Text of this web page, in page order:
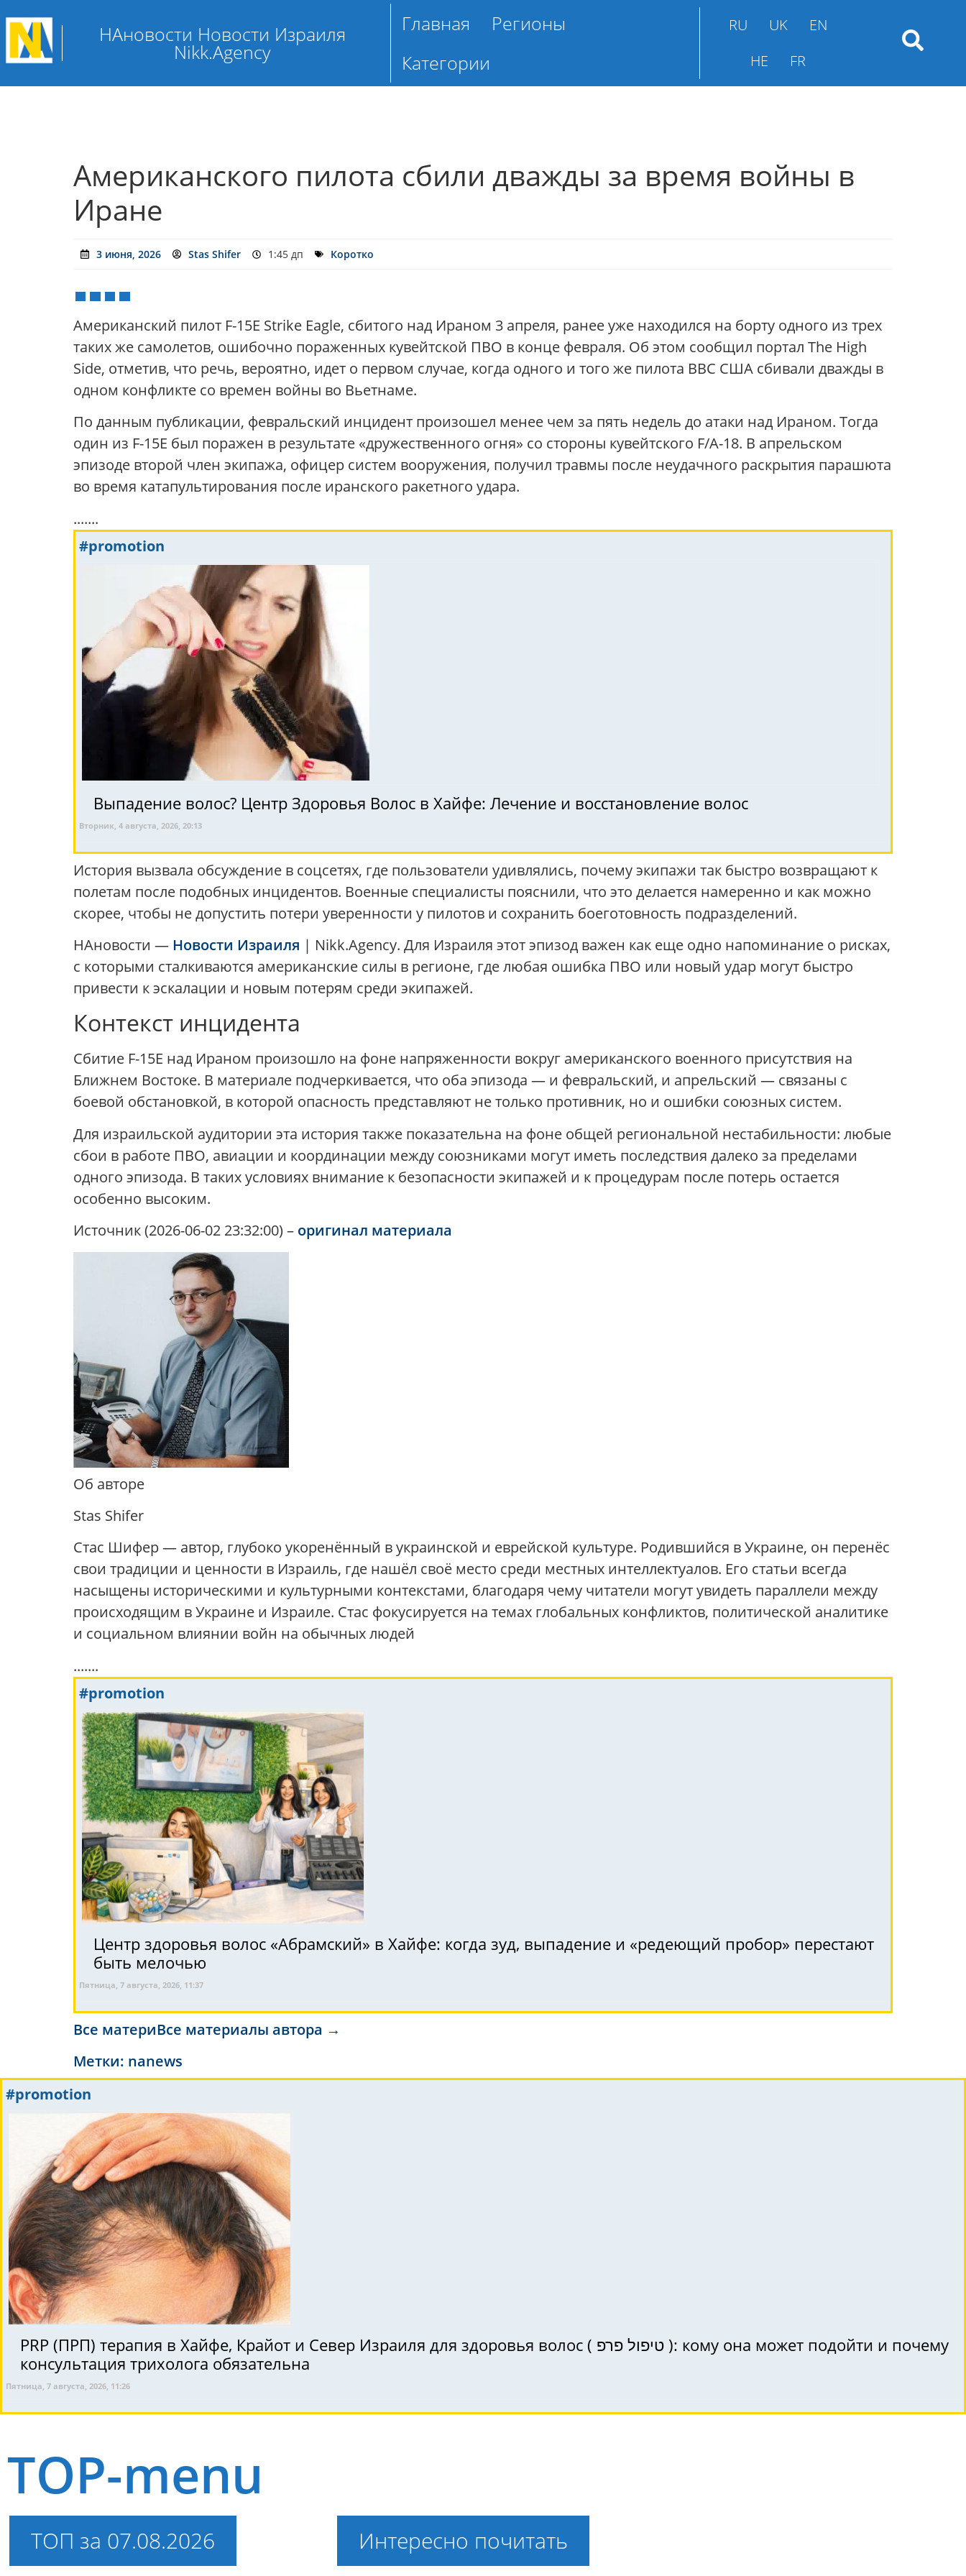
НАновости Новости Израиля
Nikk.Agency
Главная
Регионы
Категории
RU UK
EN
HE
FR
Американского пилота сбили дважды за время войны в
Иране
3 июня, 2026 Stas Shifer 1:45 дп Коротко
Американский пилот F-15E Strike Eagle, сбитого над Ираном 3 апреля, ранее уже находился на борту одного из трех
таких же самолетов, ошибочно пораженных кувейтской ПВО в конце февраля. Об этом сообщил портал The High
Side, отметив, что речь, вероятно, идет о первом случае, когда одного и того же пилота ВВС США сбивали дважды в
одном конфликте со времен войны во Вьетнаме.
По данным публикации, февральский инцидент произошел менее чем за пять недель до атаки над Ираном. Тогда
один из F-15E был поражен в результате «дружественного огня» со стороны кувейтского F/A-18. В апрельском
эпизоде второй член экипажа, офицер систем вооружения, получил травмы после неудачного раскрытия парашюта
во время катапультирования после иранского ракетного удара.
.......
#promotion
Выпадение волос? Центр Здоровья Волос в Хайфе: Лечение и восстановление волос
Вторник, 4 августа, 2026, 20:13
История вызвала обсуждение в соцсетях, где пользователи удивлялись, почему экипажи так быстро возвращают к
полетам после подобных инцидентов. Военные специалисты пояснили, что это делается намеренно и как можно
скорее, чтобы не допустить потери уверенности у пилотов и сохранить боеготовность подразделений.
НАновости — Новости Израиля | Nikk.Agency. Для Израиля этот эпизод важен как еще одно напоминание о рисках,
с которыми сталкиваются американские силы в регионе, где любая ошибка ПВО или новый удар могут быстро
привести к эскалации и новым потерям среди экипажей.
Контекст инцидента
Сбитие F-15E над Ираном произошло на фоне напряженности вокруг американского военного присутствия на
Ближнем Востоке. В материале подчеркивается, что оба эпизода — и февральский, и апрельский — связаны с
боевой обстановкой, в которой опасность представляют не только противник, но и ошибки союзных систем.
Для израильской аудитории эта история также показательна на фоне общей региональной нестабильности: любые
сбои в работе ПВО, авиации и координации между союзниками могут иметь последствия далеко за пределами
одного эпизода. В таких условиях внимание к безопасности экипажей и к процедурам после потерь остается
особенно высоким.
Источник (2026-06-02 23:32:00) – оригинал материала
Об авторе
Stas Shifer
Стас Шифер — автор, глубоко укоренённый в украинской и еврейской культуре. Родившийся в Украине, он перенёс
свои традиции и ценности в Израиль, где нашёл своё место среди местных интеллектуалов. Его статьи всегда
насыщены историческими и культурными контекстами, благодаря чему читатели могут увидеть параллели между
происходящим в Украине и Израиле. Стас фокусируется на темах глобальных конфликтов, политической аналитике
и социальном влиянии войн на обычных людей
.......
#promotion
Центр здоровья волос «Абрaмский» в Хайфе: когда зуд, выпадение и «редеющий пробор» перестают
быть мелочью
Пятница, 7 августа, 2026, 11:37
Все материВсе материалы автора →
Метки: nanews
#promotion
PRP (ПРП) терапия в Хайфе, Крайот и Север Израиля для здоровья волос ( טיפול פרפ ): кому она может подойти и почему
консультация трихолога обязательна
Пятница, 7 августа, 2026, 11:26
TOP-menu
ТОП за 07.08.2026 Интересно почитать